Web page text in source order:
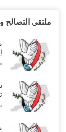
ملتقى التصالح